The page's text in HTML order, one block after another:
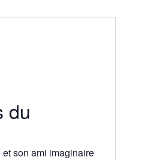
du
son ami imaginaire